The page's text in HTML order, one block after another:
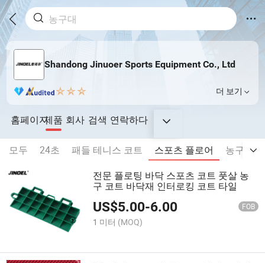
Shandong Jinuoer Sports Equipment Co., Ltd
더 보기
홈페이지제품 회사 검색 연락하다
모두 24초 패들 테니스 코트 스포츠 플로어
농구 스
전문 플로팅 바닥 스포츠 코트 풋살 농
구 코트 바닥재 인터로킹 코트 타일
US$5.00-6.00 FOB
1 미터 (MOQ)